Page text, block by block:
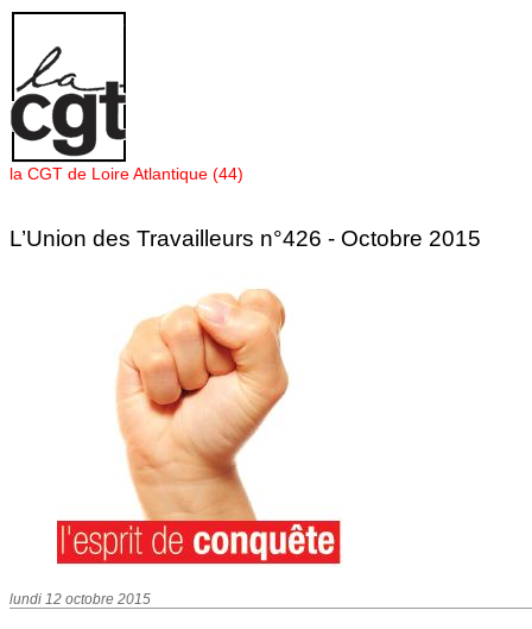
Panneau de gestion des cookies
la CGT de Loire Atlantique (44)
L’Union des Travailleurs n°426 - Octobre 2015
lundi 12 octobre 2015